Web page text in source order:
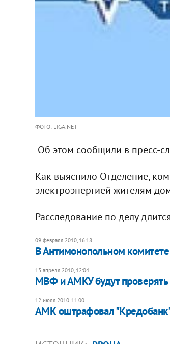
ФОТО: LIGA.NET
Об этом сообщили в пресс-
Как выяснило Отделение,
электроэнергией жителям
Расследование по делу
09 февраля 2010, 16:18
В Антимонопольном
13 апреля 2010, 12:04
МВФ и АМКУ будут проверять
12 июля 2010, 11:00
АМК оштрафовал